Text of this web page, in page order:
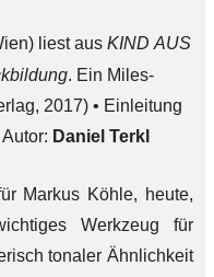
liest aus KIND AUS
. Ein Miles-
2017) • Einleitung
Daniel Terkl
Markus Köhle, heute,
Werkzeug für
tonaler Ähnlichkeit